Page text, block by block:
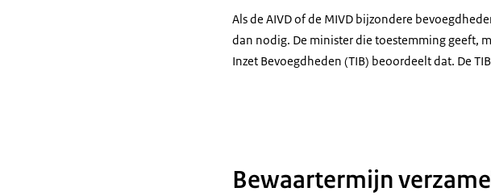
Als de AIVD of de MIVD bijzondere
dan nodig. De minister die toestemming geeft,
Inzet Bevoegdheden (TIB) beoordeelt dat. De
Bewaartermijn